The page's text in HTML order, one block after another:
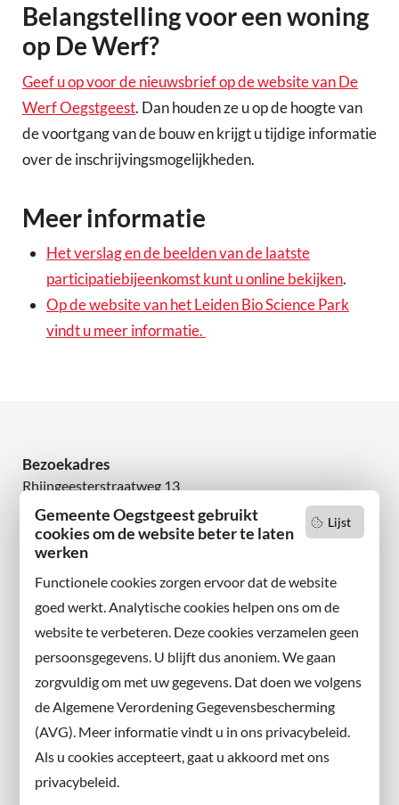
Lijst
Gemeente Oegstgeest gebruikt
cookies om de website beter te laten
werken
Functionele cookies zorgen ervoor dat de website
goed werkt. Analytische cookies helpen ons om de
website te verbeteren. Deze cookies verzamelen geen
persoonsgegevens. U blijft dus anoniem. We gaan
zorgvuldig om met uw gegevens. Dat doen we volgens
de Algemene Verordening Gegevensbescherming
(AVG). Meer informatie vindt u in ons privacybeleid.
Als u cookies accepteert, gaat u akkoord met ons
privacybeleid.
Belangstelling voor een woning
op De Werf?
Geef u op voor de nieuwsbrief op de website van De
Werf Oegstgeest. Dan houden ze u op de hoogte van
de voortgang van de bouw en krijgt u tijdige informatie
over de inschrijvingsmogelijkheden.
Meer informatie
Het verslag en de beelden van de laatste
participatiebijeenkomst kunt u online bekijken.
Op de website van het Leiden Bio Science Park
vindt u meer informatie.
Bezoekadres
Rhijngeesterstraatweg 13
2342 AN Oegstgeest
Wilt u niets missen?
en volg ons ook op sociale media.
Facebook
X
Instagram
Contact met de gemeente